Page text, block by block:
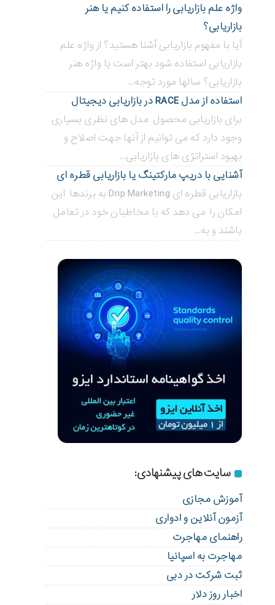
واژه علم بازاریابی را استفاده کنیم یا هنر
بازاریابی؟
آیا با مفهوم بازاریابی آشنا هستید؟ از واژه علم
بازاریابی استفاده شود بهتر است یا واژه هنر
بازاریابی؟ سالها مورد توجه...
استفاده از مدل RACE در بازاریابی دیجیتال
برای بازاریابی محصول مدل های نظری بسیاری
وجود دارد که می توانیم از آنها جهت اصلاح و
بهبود استراتژی های بازاریابی...
آشنایی با دریپ مارکتینگ یا بازاریابی قطره ای
بازاریابی قطره ای Drip Marketing به برندها این
امکان را می دهد که با مخاطبان خود در تعامل
باشند و به...
سایت های پیشنهادی:
آموزش مجازی
آزمون آنلاین و ادواری
راهنمای مهاجرت
مهاجرت به اسپانیا
ثبت شرکت در دبی
اخبار روز دلار